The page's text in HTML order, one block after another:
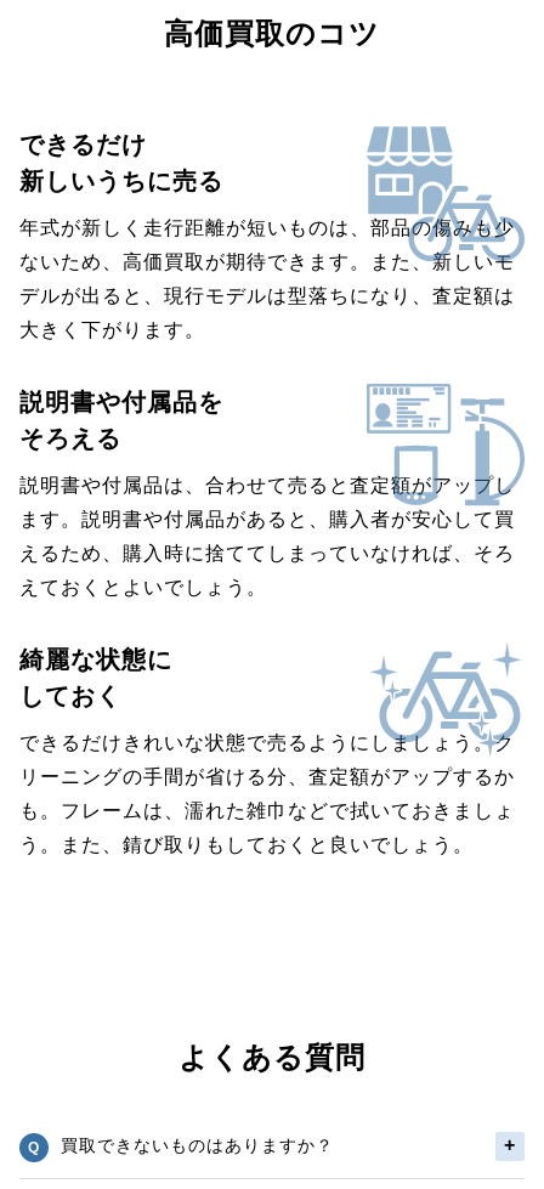
高価買取のコツ
できるだけ
新しいうちに売る
年式が新しく走行距離が短いものは、部品の傷みも少
ないため、高価買取が期待できます。また、新しいモ
デルが出ると、現行モデルは型落ちになり、査定額は
大きく下がります。
説明書や付属品を
そろえる
説明書や付属品は、合わせて売ると査定額がアップし
ます。説明書や付属品があると、購入者が安心して買
えるため、購入時に捨ててしまっていなければ、そろ
えておくとよいでしょう。
綺麗な状態に
しておく
できるだけきれいな状態で売るようにしましょう。ク
リーニングの手間が省ける分、査定額がアップするか
も。フレームは、濡れた雑巾などで拭いておきましょ
う。また、錆び取りもしておくと良いでしょう。
よくある質問
買取できないものはありますか？